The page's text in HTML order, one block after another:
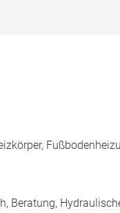
Beratung,